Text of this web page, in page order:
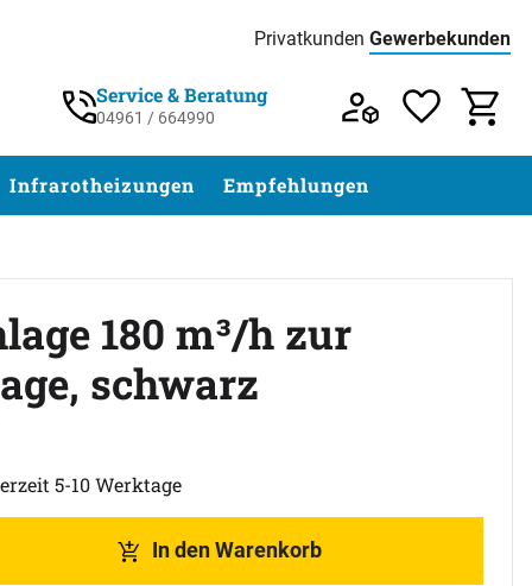
Privatkunden Preisliste:
Gewerbekunden
Service & Beratung unter 04961 / 77
Service & Beratung
04961 / 664990
Infrarotheizungen Empfehlungen
180 m³/h zur
schwarz
5-10 Werktage
In den Warenkorb